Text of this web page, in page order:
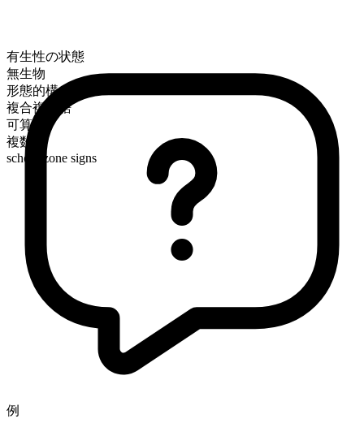
有生性の状態
無生物
形態的構成
複合複雑語
可算
複数形
school zone signs
例